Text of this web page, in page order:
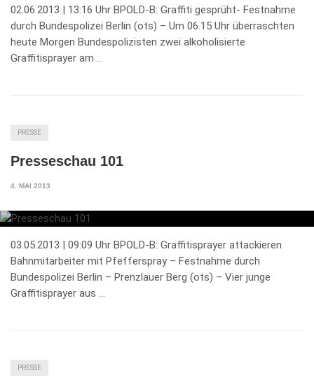
02.06.2013 | 13:16 Uhr BPOLD-B: Graffiti gesprüht- Festnahme
durch Bundespolizei Berlin (ots) – Um 06.15 Uhr überraschten
heute Morgen Bundespolizisten zwei alkoholisierte
Graffitisprayer am …
PRESSE
Presseschau 101
4. MAI 2013
03.05.2013 | 09:09 Uhr BPOLD-B: Graffitisprayer attackieren
Bahnmitarbeiter mit Pfefferspray – Festnahme durch
Bundespolizei Berlin – Prenzlauer Berg (ots) – Vier junge
Graffitisprayer aus …
PRESSE